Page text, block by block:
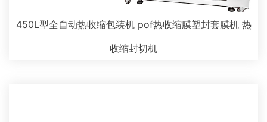
450L型全自动热收缩包装机 pof热收缩膜塑封套膜机 热
收缩封切机